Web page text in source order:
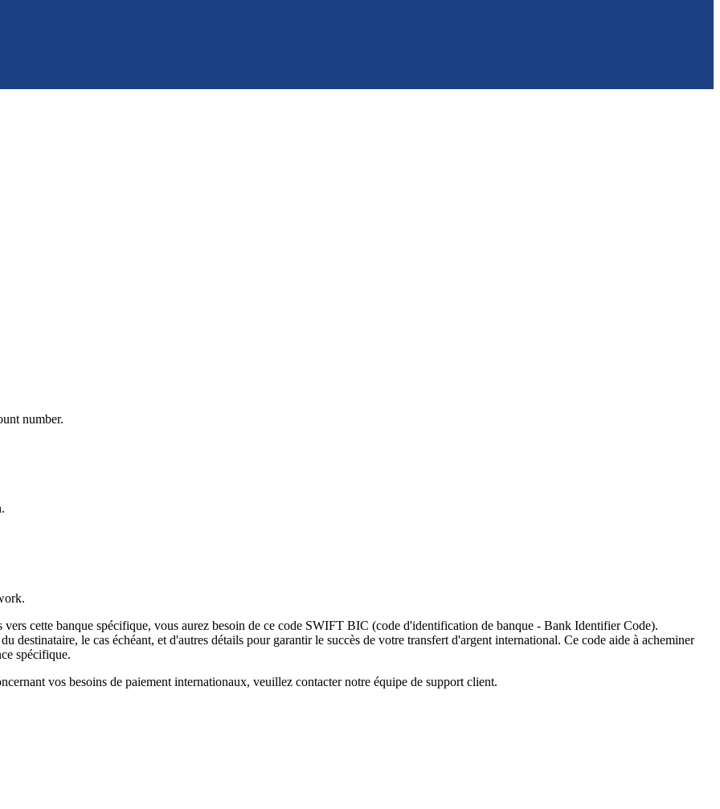
number.
cette banque spécifique, vous aurez besoin de ce code SWIFT BIC (code d'identification de banque - Bank Identifier Code).
le cas échéant, et d'autres détails pour garantir le succès de votre transfert d'argent international. Ce code aide à acheminer
spécifique.
vos besoins de paiement internationaux, veuillez contacter notre équipe de support client.